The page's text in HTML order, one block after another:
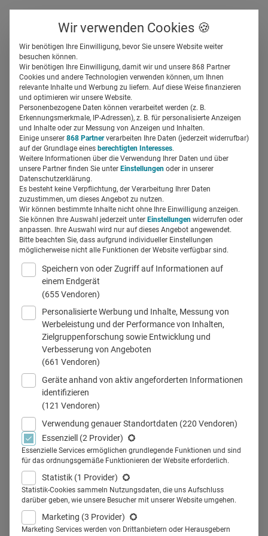
Gespeicherte Beiträge
Suchfeld
Suchen
LA-MED API-Studie 2023:
Deutsches Ärzteblatt ist
Nummer 1
Kirsten Warweg-Schüler16.08.20232 Min Lesezeit
2_Ärzteblatt LA-MED API
Teilen
Wer niedergelassene Allgemeinmediziner:innen,
Praktiker:innen sowie Internistinnen und Internisten (API)
erreichen will, ist mit dem Deutschen Ärzteblatt bestens
beraten. Dies belegt die Auswertung der aktuellen Ausgabe
der im 2-Jahres-Rhythmus veröffentlichten LA-MED API-
Studie zur beruflichen Mediennutzung der rund 56.000
Ärztinnen und -Ärzte in Deutschland.
Mit einem Wert von55,9 Prozent Lesern pro Ausgabe
Wir verwenden Cookies 🍪
Wir benötigen Ihre Einwilligung, bevor Sie unsere Website weiter
besuchen können.
Wir benötigen Ihre Einwilligung, damit wir und unsere 868 Partner
Cookies und andere Technologien verwenden können, um Ihnen
relevante Inhalte und Werbung zu liefern. Auf diese Weise finanzieren
und optimieren wir unsere Website.
Personenbezogene Daten können verarbeitet werden (z. B.
Erkennungsmerkmale, IP-Adressen), z. B. für personalisierte Anzeigen
und Inhalte oder zur Messung von Anzeigen und Inhalten.
Einige unserer 868 Partnerverarbeiten Ihre Daten (jederzeit widerrufbar)
auf der Grundlage eines berechtigten Interesses.
Weitere Informationen über die Verwendung Ihrer Daten und über
unsere Partner finden Sie unter Einstellungen oder in unserer
Datenschutzerklärung.
Es besteht keine Verpflichtung, der Verarbeitung Ihrer Daten
zuzustimmen, um dieses Angebot zu nutzen.
Wir können bestimmte Inhalte nicht ohne Ihre Einwilligung anzeigen.
Sie können Ihre Auswahl jederzeit unter Einstellungen widerrufen oder
anpassen. Ihre Auswahl wird nur auf dieses Angebot angewendet.
Bitte beachten Sie, dass aufgrund individueller Einstellungen
möglicherweise nicht alle Funktionen der Website verfügbar sind.
Speichern von oder Zugriff auf Informationen auf
einem Endgerät
(655 Vendoren)
Personalisierte Werbung und Inhalte, Messung von
Werbeleistung und der Performance von Inhalten,
Zielgruppenforschung sowie Entwicklung und
Verbesserung von Angeboten
(661 Vendoren)
Geräte anhand von aktiv angeforderten Informationen
identifizieren
(121 Vendoren)
Verwendung genauer Standortdaten (220 Vendoren)
Essenziell
(2 Provider)
Essenzielle Services ermöglichen grundlegende Funktionen und sind
für das ordnungsgemäße Funktionieren der Website erforderlich.
Statistik (1 Provider)
Statistik-Cookies sammeln Nutzungsdaten, die uns Aufschluss
darüber geben, wie unsere Besucher mit unserer Website umgehen.
Marketing (3 Provider)
Marketing Services werden von Drittanbietern oder Herausgebern